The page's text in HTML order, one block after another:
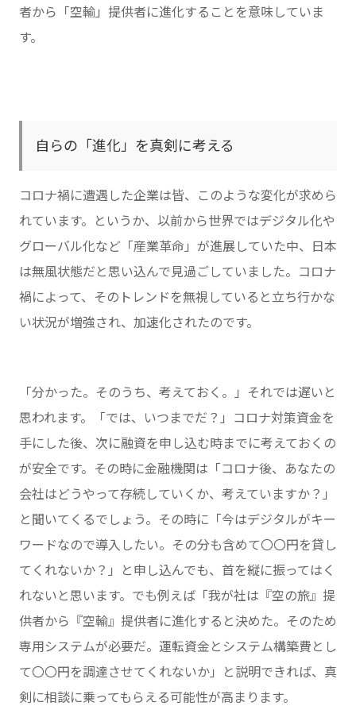
者から「空輸」提供者に進化することを意味していま
す。
自らの「進化」を真剣に考える
コロナ禍に遭遇した企業は皆、このような変化が求めら
れています。というか、以前から世界ではデジタル化や
グローバル化など「産業革命」が進展していた中、日本
は無風状態だと思い込んで見過ごしていました。コロナ
禍によって、そのトレンドを無視していると立ち行かな
い状況が増強され、加速化されたのです。
「分かった。そのうち、考えておく。」それでは遅いと
思われます。「では、いつまでだ？」コロナ対策資金を
手にした後、次に融資を申し込む時までに考えておくの
が安全です。その時に金融機関は「コロナ後、あなたの
会社はどうやって存続していくか、考えていますか？」
と聞いてくるでしょう。その時に「今はデジタルがキー
ワードなので導入したい。その分も含めて〇〇円を貸し
てくれないか？」と申し込んでも、首を縦に振ってはく
れないと思います。でも例えば「我が社は『空の旅』提
供者から『空輸』提供者に進化すると決めた。そのため
専用システムが必要だ。運転資金とシステム構築費とし
て〇〇円を調達させてくれないか」と説明できれば、真
剣に相談に乗ってもらえる可能性が高まります。